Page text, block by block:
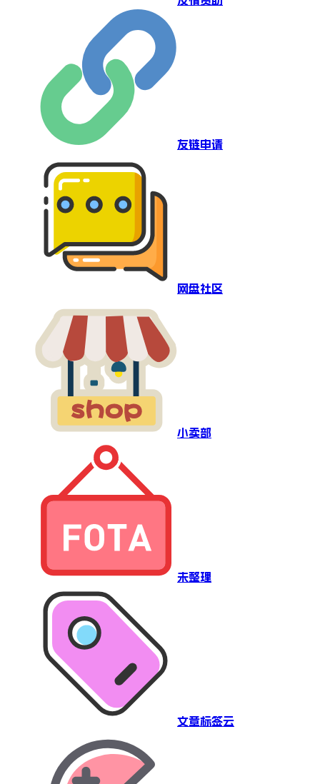
友链申请
网盘社区
小卖部
未整理
文章标签云